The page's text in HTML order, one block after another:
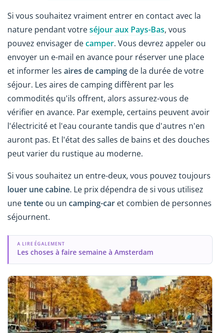
Si vous souhaitez vraiment entrer en contact avec la
nature pendant votreséjour aux Pays-Bas, vous
pouvez envisager decamper. Vous devrez appeler ou
envoyer un e-mail en avance pour réserver une place
et informer les aires de camping de la durée de votre
séjour. Les aires de camping diffèrent par les
commodités qu'ils offrent, alors assurez-vous de
vérifier en avance. Par exemple, certains peuvent avoir
l'électricité et l'eau courante tandis que d'autres n'en
auront pas. Et l'état des salles de bains et des douches
peut varier du rustique au moderne.
Si vous souhaitez un entre-deux, vous pouvez toujours
louer une cabine. Le prix dépendra de si vous utilisez
unetente ou un camping-car et combien de personnes
séjournent.
A LIRE ÉGALEMENT
Les choses à faire semaine à Amsterdam